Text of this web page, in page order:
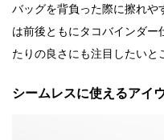
バッグを背負った際に擦れや
は前後ともにタコバインダー
たりの良さにも注目したいと
シームレスに使えるアイウ